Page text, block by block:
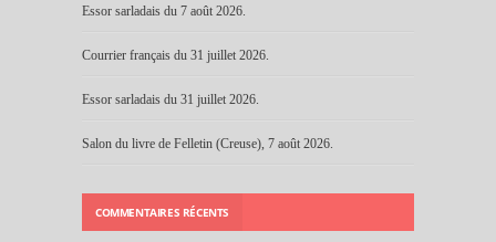
Essor sarladais du 7 août 2026.
Courrier français du 31 juillet 2026.
Essor sarladais du 31 juillet 2026.
Salon du livre de Felletin (Creuse), 7 août 2026.
COMMENTAIRES RÉCENTS